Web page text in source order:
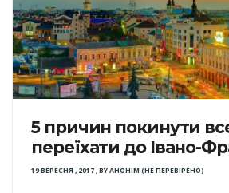
5 причин покинути
переїхати до Івано-
19 ВЕРЕСНЯ , 2017,BYАНОНІМ (НЕ ПЕРЕВІРЕНО)